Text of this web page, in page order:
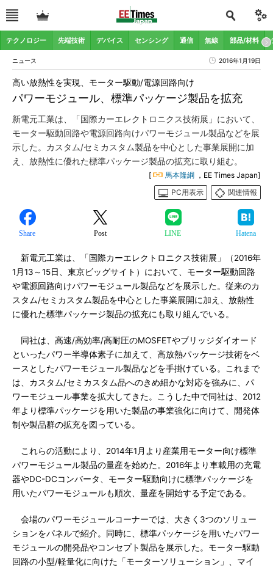
テクノロジー 先端技術 デバイス センシング 通信 無線 部品/材料
ニュース 2016年1月19日
パワーモジュール、標準パッケージ製品を拡充
高い放熱性を実現、モーター駆動/電源回路向け
新電元工業は、「国際カーエレクトロニクス技術展」において、
モーター駆動回路や電源回路向けパワーモジュール製品などを展
示した。カスタム/セミカスタム製品を中心とした事業展開に加
え、放熱性に優れた標準パッケージ製品の拡充に取り組む。
[ 馬本隆綱 ，EE Times Japan]
PC用表示
関連情報
Share Post LINE Hatena
新電元工業は、「国際カーエレクトロニクス技術展」（2016年
1月13～15日、東京ビッグサイト）において、モーター駆動回路
や電源回路向けパワーモジュール製品などを展示した。従来のカ
スタム/セミカスタム製品を中心とした事業展開に加え、放熱性
に優れた標準パッケージ製品の拡充にも取り組んでいる。
同社は、高速/高効率/高耐圧のMOSFETやブリッジダイオード
といったパワー半導体素子に加えて、高放熱パッケージ技術をベ
ースとしたパワーモジュール製品などを手掛けている。これまで
は、カスタム/セミカスタム品へのきめ細かな対応を強みに、パ
ワーモジュール事業を拡大してきた。こうした中で同社は、2012
年より標準パッケージを用いた製品の事業強化に向けて、開発体
制や製品群の拡充を図っている。
これらの活動により、2014年1月より産業用モーター向け標準
パワーモジュール製品の量産を始めた。2016年より車載用の充電
器やDC-DCコンバータ、モーター駆動向けに標準パッケージを
用いたパワーモジュールも順次、量産を開始する予定である。
会場のパワーモジュールコーナーでは、大きく3つのソリュー
ションをパネルで紹介。同時に、標準パッケージを用いたパワー
モジュールの開発品やコンセプト製品を展示した。モーター駆動
回路の小型/軽量化に向けた「モーターソリューション」、マイ